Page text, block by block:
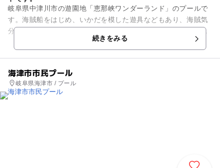
岐阜県中津川市の遊園地「恵那峡ワンダーランド」のプールで
す。海賊船をはじめ、いかだを模した遊具などもあり、海賊気
分で楽しめます。ロープ遊具などもあり、アスレチックとプー
ルを組み合わせたようなスポ...続きをみる
海津市市民プール
岐阜県海津市 / プール